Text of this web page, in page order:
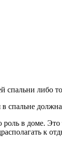
спальни либо
спальне
в доме.
к